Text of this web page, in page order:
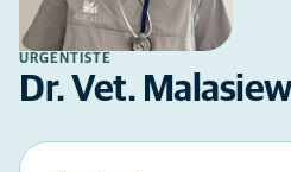
URGENTISTE
Dr. Vet.